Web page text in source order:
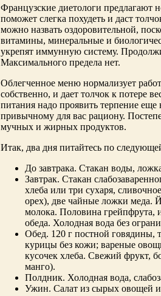
Французские диетологи предлагают
поможет слегка похудеть и даст
можно назвать оздоровительной,
витамины, минеральные и
укрепят иммунную систему.
Максимального предела нет.
Облегченное меню нормализует
собственно, и дает толчок к потере
питания надо проявить терпение еще
привычному для вас рациону.
мучных и жирных продуктов.
Итак, два дня питайтесь по
До завтрака. Стакан воды,
Завтрак. Стакан
хлеба или три сухаря,
орех), две чайные ложки меда.
молока. Половина грейпфрута,
обеда. Холодная вода без
Обед. 120 г постной говядины,
курицы без кожи; вареные
кусочек хлеба. Свежий фрукт,
манго).
Полдник. Холодная вода,
Ужин. Салат из сырых овощей